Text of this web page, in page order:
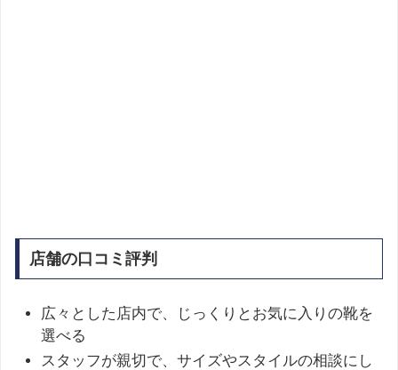
店舗の口コミ評判
広々とした店内で、じっくりとお気に入りの靴を
選べる
スタッフが親切で、サイズやスタイルの相談にし